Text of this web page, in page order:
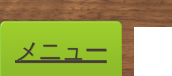
メニュー